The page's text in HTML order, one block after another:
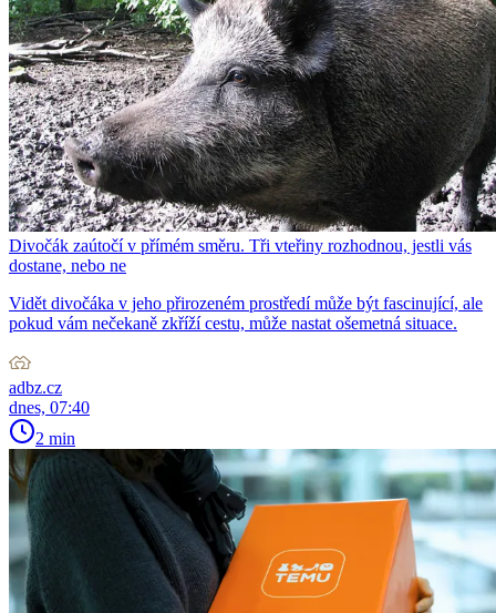
Divočák zaútočí v přímém směru. Tři vteřiny rozhodnou, jestli vás
dostane, nebo ne
Vidět divočáka v jeho přirozeném prostředí může být fascinující, ale
pokud vám nečekaně zkříží cestu, může nastat ošemetná situace.
adbz.cz
dnes, 07:40
2 min